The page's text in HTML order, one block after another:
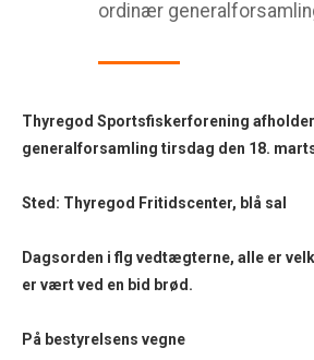
ordinær
Thyregod Sportsfiskerforening
generalforsamling tirsdag den 18.
Sted: Thyregod Fritidscenter, blå sal
Dagsorden i flg vedtægterne, alle er
er vært ved en bid brød.
På bestyrelsens vegne